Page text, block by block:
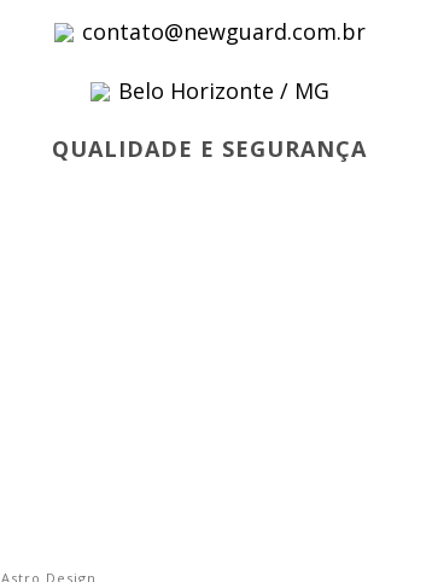
contato@newguard.com.br
Belo Horizonte / MG
QUALIDADE E SEGURANÇA
Astro Design